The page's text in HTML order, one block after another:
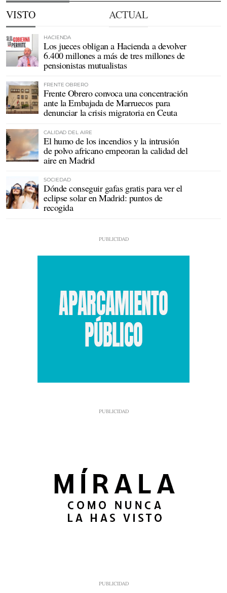
VISTO ACTUAL
HACIENDA
Los jueces obligan a Hacienda a devolver
6.400 millones a más de tres millones de
pensionistas mutualistas
FRENTE OBRERO
Frente Obrero convoca una concentración
ante la Embajada de Marruecos para
denunciar la crisis migratoria en Ceuta
CALIDAD DEL AIRE
El humo de los incendios y la intrusión
de polvo africano empeoran la calidad del
aire en Madrid
SOCIEDAD
Dónde conseguir gafas gratis para ver el
eclipse solar en Madrid: puntos de
recogida